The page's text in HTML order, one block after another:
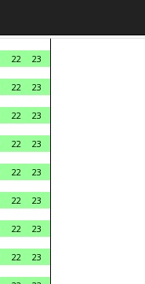
22
23
22
23
22
23
22
23
22
23
22
23
22
23
22
23